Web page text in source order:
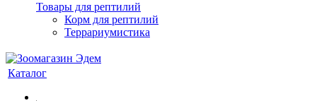
Товары для рептилий
Корм для рептилий
Террариумистика
Каталог